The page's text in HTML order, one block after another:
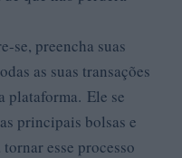
se, preencha suas
as suas transações
plataforma. Ele se
principais bolsas e
esse processo